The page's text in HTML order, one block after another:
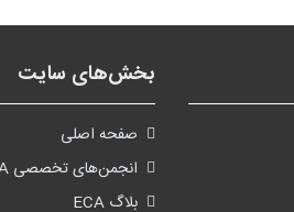
بخش‌های سایت
صفحه اصلی
انجمن‌های تخصصی ECA
بلاگ ECA